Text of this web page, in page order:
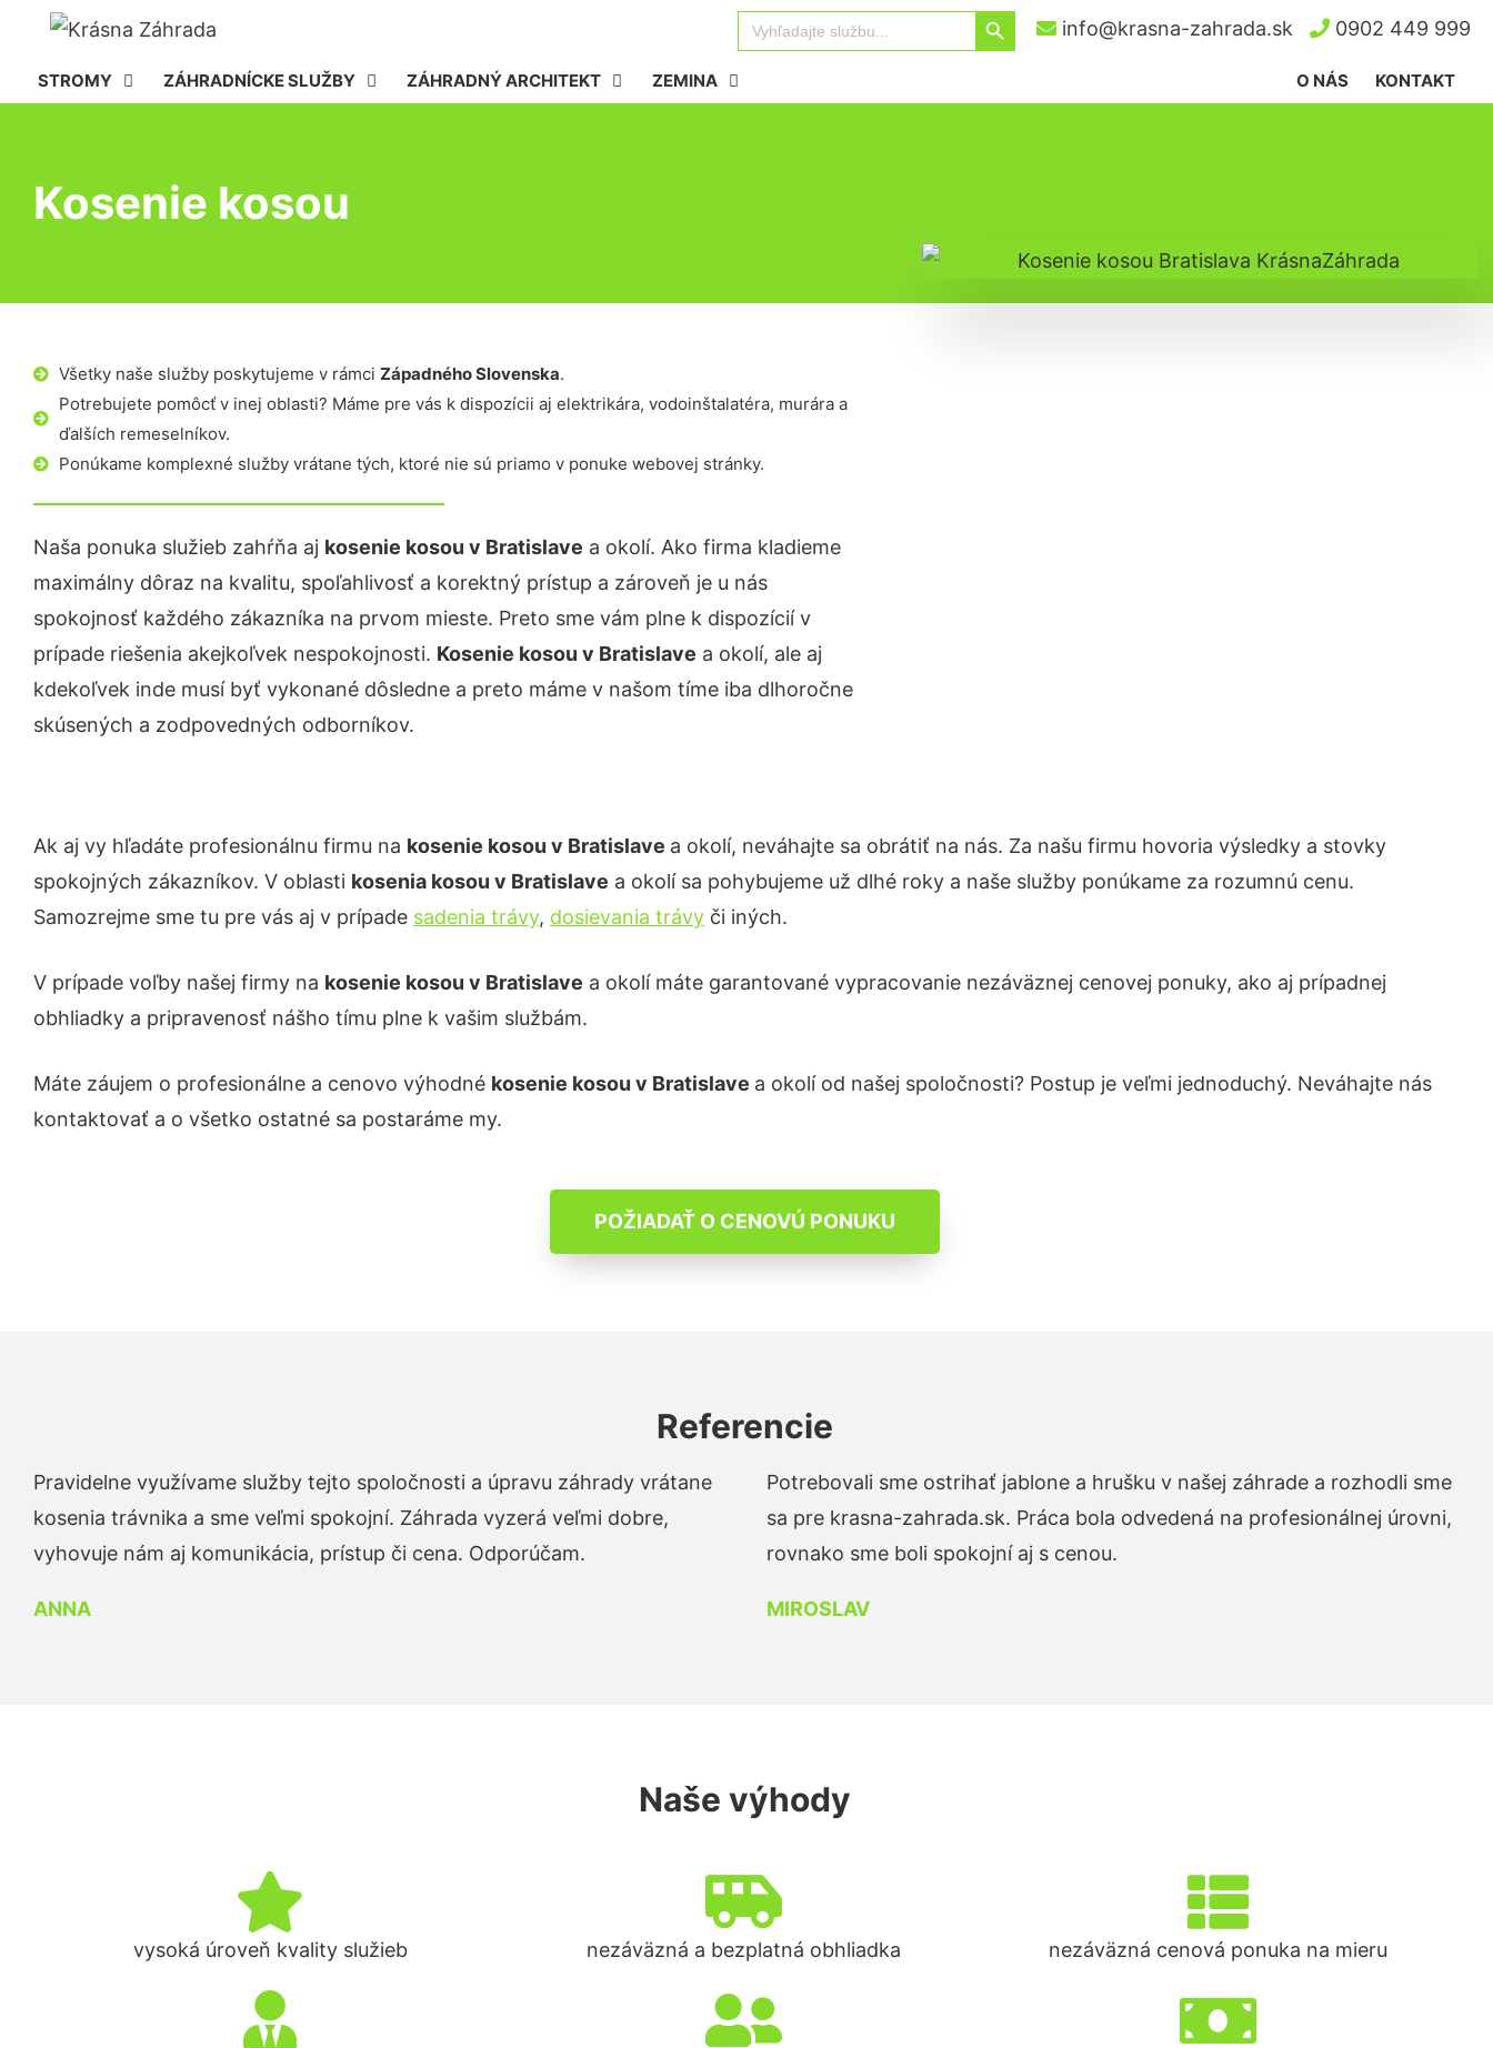
Search
for:
Search Button
info@krasna-zahrada.sk 0902 449 999
STROMY ZÁHRADNÍCKE SLUŽBY ZÁHRADNÝ ARCHITEKT ZEMINA KONTAKT
O NÁS
Kosenie kosou
Všetky naše služby poskytujeme v rámci Západného Slovenska.
Potrebujete pomôcť v inej oblasti? Máme pre vás k dispozícii aj elektrikára, vodoinštalatéra, murára a
ďalších remeselníkov.
Ponúkame komplexné služby vrátane tých, ktoré nie sú priamo v ponuke webovej stránky.
Naša ponuka služieb zahŕňa aj kosenie kosou v Bratislave a okolí. Ako firma kladieme
maximálny dôraz na kvalitu, spoľahlivosť a korektný prístup a zároveň je u nás
spokojnosť každého zákazníka na prvom mieste. Preto sme vám plne k dispozícií v
prípade riešenia akejkoľvek nespokojnosti. Kosenie kosou v Bratislave a okolí, ale aj
kdekoľvek inde musí byť vykonané dôsledne a preto máme v našom tíme iba dlhoročne
skúsených a zodpovedných odborníkov.
Ak aj vy hľadáte profesionálnu firmu na kosenie kosou v Bratislave a okolí, neváhajte sa obrátiť na nás. Za našu firmu hovoria výsledky a stovky
spokojných zákazníkov. V oblasti kosenia kosou v Bratislave a okolí sa pohybujeme už dlhé roky a naše služby ponúkame za rozumnú cenu.
Samozrejme sme tu pre vás aj v prípade sadenia trávy, dosievania trávy či iných.
V prípade voľby našej firmy na kosenie kosou v Bratislave a okolí máte garantované vypracovanie nezáväznej cenovej ponuky, ako aj prípadnej
obhliadky a pripravenosť nášho tímu plne k vašim službám.
Máte záujem o profesionálne a cenovo výhodné kosenie kosou v Bratislave a okolí od našej spoločnosti? Postup je veľmi jednoduchý. Neváhajte nás
kontaktovať a o všetko ostatné sa postaráme my.
POŽIADAŤ O CENOVÚ PONUKU
Referencie
Pravidelne využívame služby tejto spoločnosti a úpravu záhrady vrátane
kosenia trávnika a sme veľmi spokojní. Záhrada vyzerá veľmi dobre,
vyhovuje nám aj komunikácia, prístup či cena. Odporúčam.
ANNA
Potrebovali sme ostrihať jablone a hrušku v našej záhrade a rozhodli sme
sa pre krasna-zahrada.sk. Práca bola odvedená na profesionálnej úrovni,
rovnako sme boli spokojní aj s cenou.
MIROSLAV
Naše výhody
vysoká úroveň kvality služieb nezáväzná a bezplatná obhliadka nezáväzná cenová ponuka na mieru